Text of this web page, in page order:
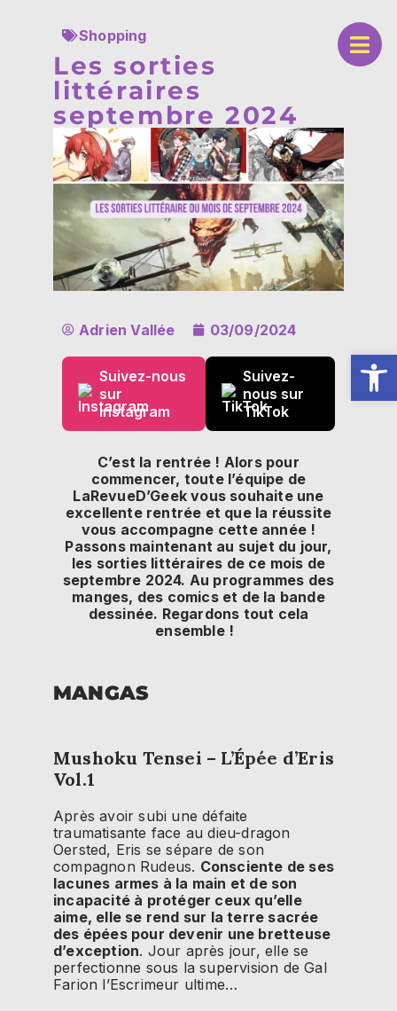
Shopping
Les sorties
littéraires
septembre 2024
Adrien Vallée 03/09/2024
Suivez-nous
sur
Instagram
Suivez-
nous sur
TikTok
C’est la rentrée ! Alors pour
commencer, toute l’équipe de
LaRevueD’Geek vous souhaite une
excellente rentrée et que la réussite
vous accompagne cette année !
Passons maintenant au sujet du jour,
les sorties littéraires de ce mois de
septembre 2024. Au programmes des
manges, des comics et de la bande
dessinée. Regardons tout cela
ensemble !
MANGAS
Mushoku Tensei – L’Épée d’Eris
Vol.1
Après avoir subi une défaite
traumatisante face au dieu-dragon
Oersted, Eris se sépare de son
compagnon Rudeus. Consciente de ses
lacunes armes à la main et de son
incapacité à protéger ceux qu’elle
aime, elle se rend sur la terre sacrée
des épées pour devenir une bretteuse
d’exception. Jour après jour, elle se
perfectionne sous la supervision de Gal
Farion l’Escrimeur ultime…